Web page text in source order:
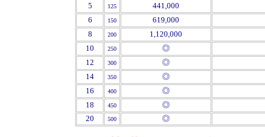
5
125 441,000
6 150 619,000
8 200 1,120,000
10 250 ◎
12 300 ◎
14 350
◎
16
400
◎
18
450 ◎
20 500 ◎